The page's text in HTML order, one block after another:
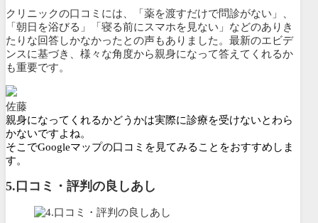
クリニックの口コミには、「薬を渡すだけで問診がない」、
「朝日を浴びる」「寝る前にスマホを見ない」などのありき
たりな回答しかなかったとの声もありました。最新のエビデ
ンスに基づき、様々な角度から親身になって答えてくれるか
も重要です。
佐藤
親身になってくれるかどうかは実際に診療を受けないとわら
かないですよね。
そこでGoogleマップの口コミを見てみることをおすすめしま
す。
5.口コミ・評判の良しあし